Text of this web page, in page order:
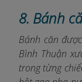
8. Bánh
Bánh căn
Bình Thuận
trong từng